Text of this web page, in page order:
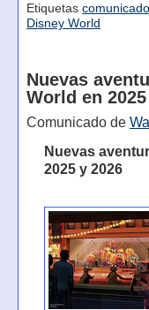
Etiquetas comunicado
Disney World
Nuevas
World en
Comunicado de
Nuevas
2025 y 2026